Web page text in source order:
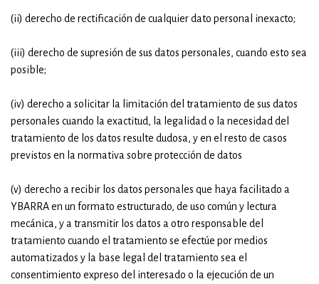
(ii) derecho de rectificación de cualquier dato personal inexacto;
(iii) derecho de supresión de sus datos personales, cuando esto sea
posible;
(iv) derecho a solicitar la limitación del tratamiento de sus datos
personales cuando la exactitud, la legalidad o la necesidad del
tratamiento de los datos resulte dudosa, y en el resto de casos
previstos en la normativa sobre protección de datos
(v) derecho a recibir los datos personales que haya facilitado a
YBARRA en un formato estructurado, de uso común y lectura
mecánica, y a transmitir los datos a otro responsable del
tratamiento cuando el tratamiento se efectúe por medios
automatizados y la base legal del tratamiento sea el
consentimiento expreso del interesado o la ejecución de un